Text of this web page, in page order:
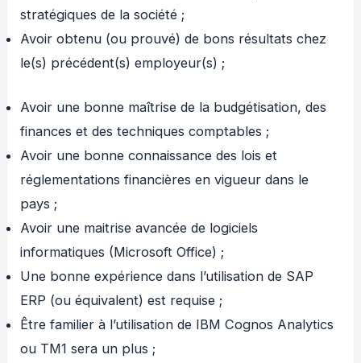
stratégiques de la société ;
Avoir obtenu (ou prouvé) de bons résultats chez
le(s) précédent(s) employeur(s) ;
Avoir une bonne maîtrise de la budgétisation, des
finances et des techniques comptables ;
Avoir une bonne connaissance des lois et
réglementations financières en vigueur dans le
pays ;
Avoir une maitrise avancée de logiciels
informatiques (Microsoft Office) ;
Une bonne expérience dans l’utilisation de SAP
ERP (ou équivalent) est requise ;
Être familier à l’utilisation de IBM Cognos Analytics
ou TM1 sera un plus ;